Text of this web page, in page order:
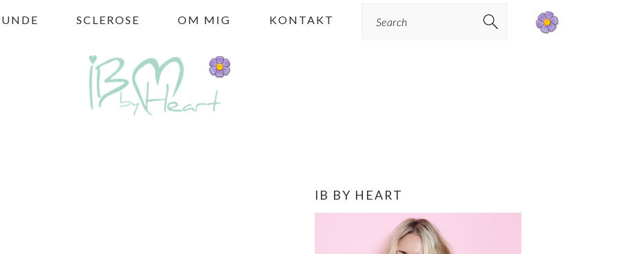
SCLEROSE OM MIG KONTAKT
PRIMÆR
IB BY HEART